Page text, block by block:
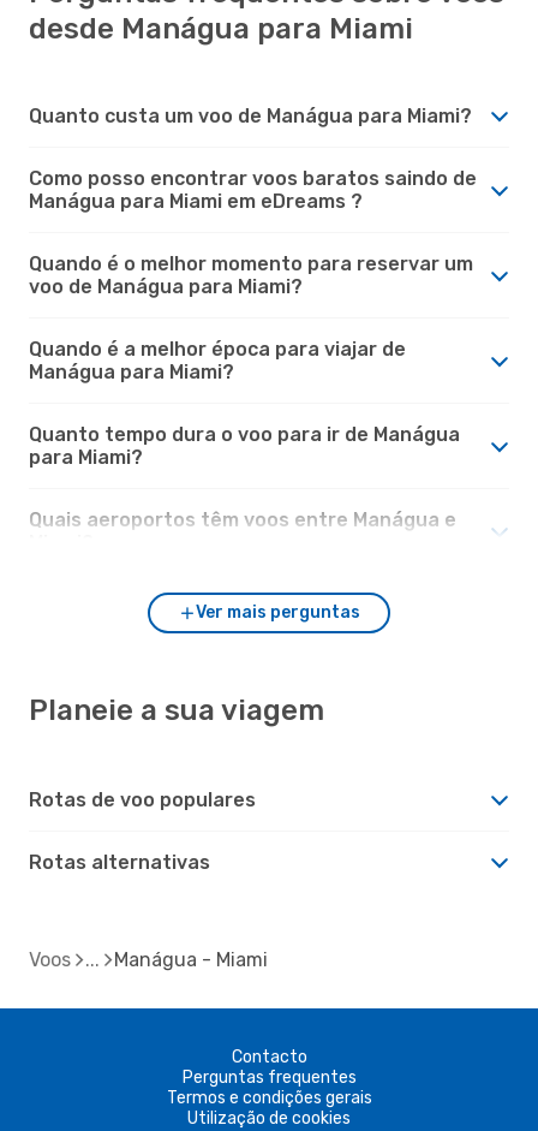
desde Manágua para Miami
Quanto custa um voo de Manágua para Miami?
Como posso encontrar voos baratos saindo de
Manágua para Miami em eDreams ?
Quando é o melhor momento para reservar um
voo de Manágua para Miami?
Quando é a melhor época para viajar de
Manágua para Miami?
Quanto tempo dura o voo para ir de Manágua
para Miami?
Quais aeroportos têm voos entre Manágua e
Ver mais perguntas
Planeie a sua viagem
Rotas de voo populares
Rotas alternativas
Voos Manágua - Miami
Contacto
Perguntas frequentes
Termos e condições gerais
Utilização de cookies